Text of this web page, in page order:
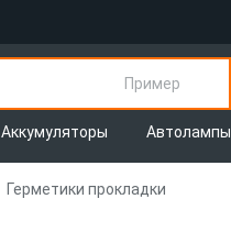
Пример
Аккумуляторы Автолампы
Герметики прокладки